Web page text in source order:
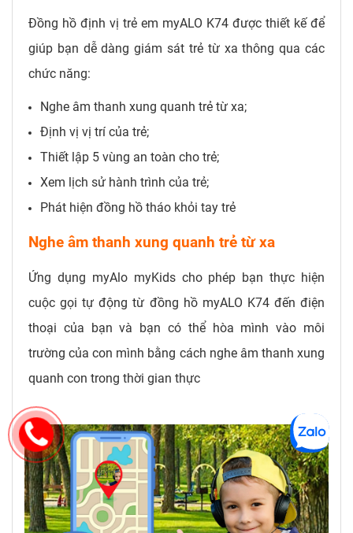
Đồng hồ định vị trẻ em myALO K74 được thiết kế để
giúp bạn dễ dàng giám sát trẻ từ xa thông qua các
chức năng:
Nghe âm thanh xung quanh trẻ từ xa;
Định vị vị trí của trẻ;
Thiết lập 5 vùng an toàn cho trẻ;
Xem lịch sử hành trình của trẻ;
Phát hiện đồng hồ tháo khỏi tay trẻ
Nghe âm thanh xung quanh trẻ từ xa
Ứng dụng myAlo myKids cho phép bạn thực hiện
cuộc gọi tự động từ đồng hồ myALO K74 đến điện
thoại của bạn và bạn có thể hòa mình vào môi
trường của con mình bằng cách nghe âm thanh xung
quanh con trong thời gian thực